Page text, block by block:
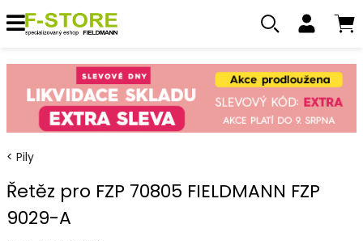
Pily
Řetěz pro FZP 70805 FIELDMANN FZP
9029-A